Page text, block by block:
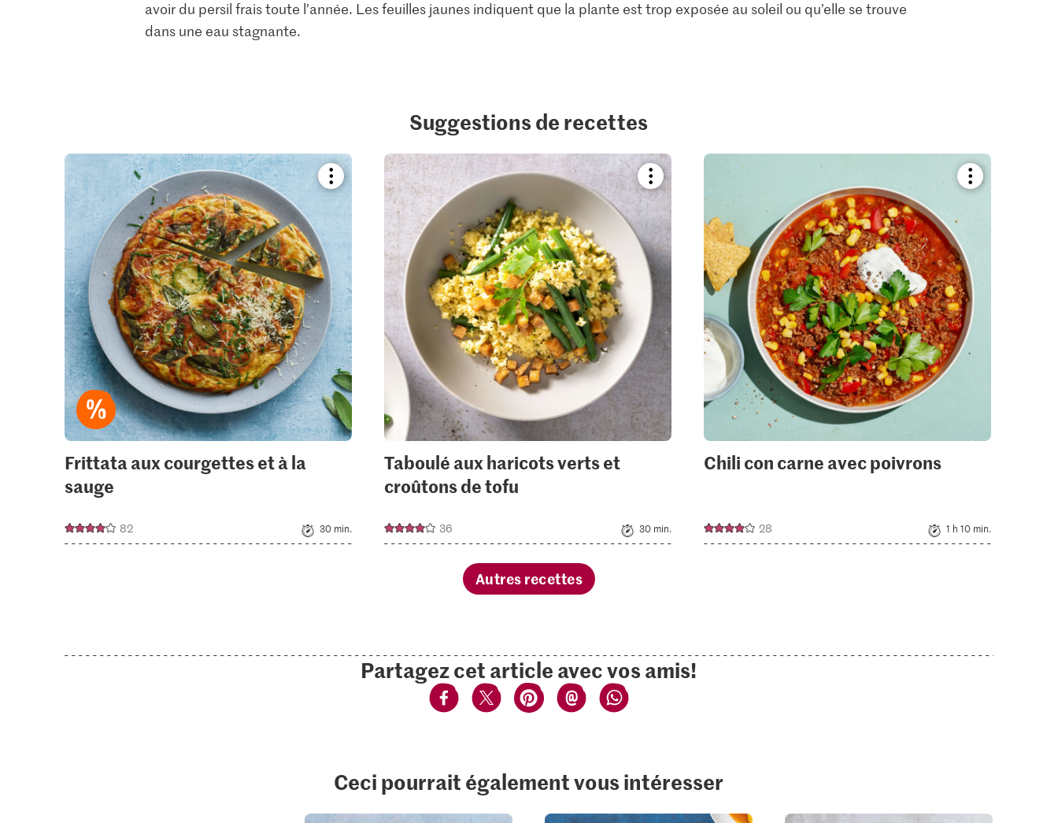
avoir du persil frais toute l’année. Les feuilles jaunes indiquent que la plante est trop exposée au soleil ou qu’elle se trouve
dans une eau stagnante.
Suggestions de recettes
Bookmark
recipe
collections.
Frittata aux courgettes et à la
sauge
82 30 min.
Bookmark
recipe
add
to
your
collections.
Taboulé aux haricots verts et
croûtons de tofu
36 30 min.
Bookmark
recipe
collections.
Chili con carne avec poivrons
28 1 h 10 min.
Autres recettes
Partagez cet article avec vos amis!
Ceci pourrait également vous intéresser